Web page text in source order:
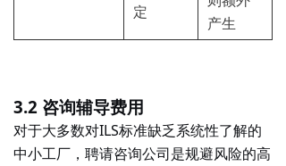
定
产生
3.2 咨询辅导费用
对于大多数对ILS标准缺乏系统性了解的
中小工厂，聘请咨询公司是规避风险的高